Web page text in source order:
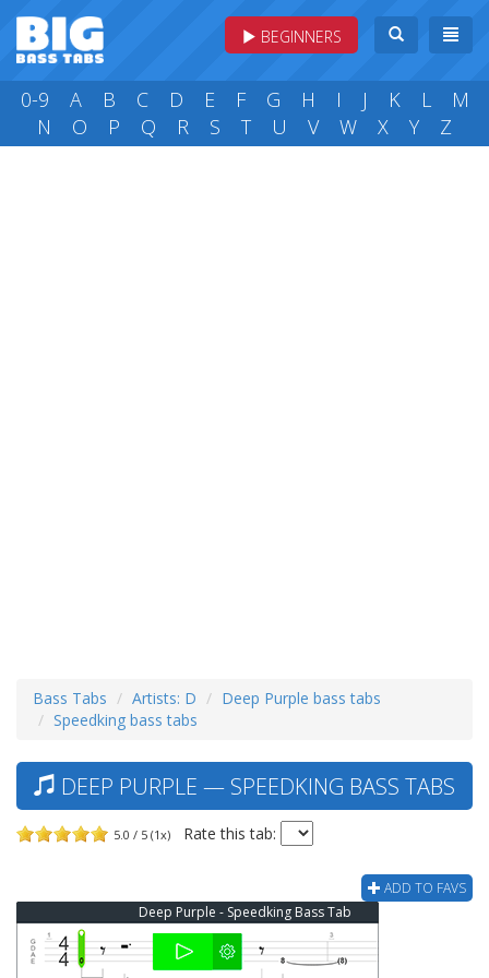
BEGINNERS
0-9 A B C D E F G H I J K L
M
N
O P Q R S T U V W X Y Z
Bass Tabs Artists: D
Deep Purple bass tabs
Speedking bass tabs
DEEP PURPLE — SPEEDKING BASS TABS
5.0 / 5 (1x) Rate this tab:
ADD TO FAVS
Deep Purple - Speedking Bass Tab